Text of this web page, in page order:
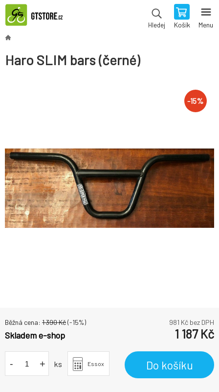
Hledej Košík Menu
Haro SLIM bars (černé)
-15%
Běžná cena: 1 390Kč(-15%) 981 Kč bez DPH
Skladem e-shop 1 187Kč
- + ks Essox Do košíku